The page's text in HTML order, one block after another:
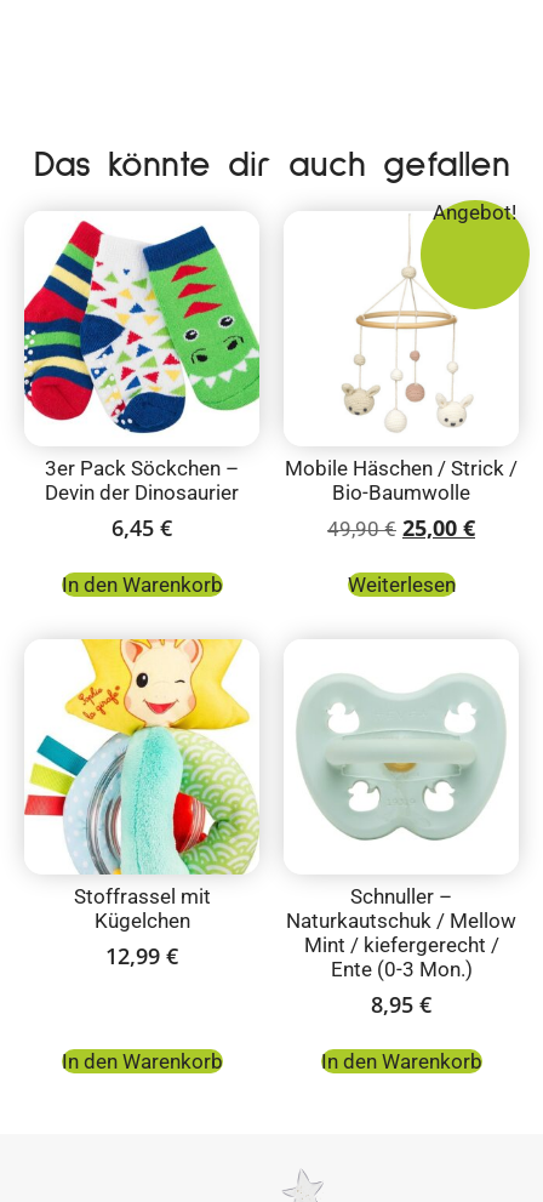
Das könnte dir auch gefallen
3er Pack Söckchen –
Devin der Dinosaurier
6,45 €
In den Warenkorb
Angebot!
Mobile Häschen / Strick /
Bio-Baumwolle
49,90€ 25,00 €
Weiterlesen
Stoffrassel mit
Kügelchen
12,99 €
In den Warenkorb
Schnuller –
Naturkautschuk / Mellow
Mint / kiefergerecht /
Ente (0-3 Mon.)
8,95 €
In den Warenkorb